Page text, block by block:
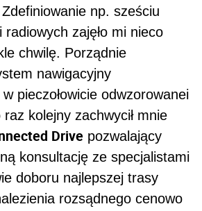
np. sześciu
zajęło mi nieco
chwilę. Porządnie
nawigacyjny
pieczołowicie odwzorowanei
kolejny zachwycił mnie
Drive pozwalający
konsultację ze specjalistami
doboru najlepszej trasy
rozsądnego cenowo